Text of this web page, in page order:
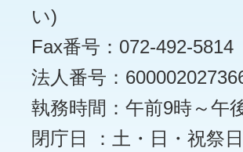
い)
Fax番号：072-492-5814
法人番号：
執務時間：午前9時～午
閉庁日 ：土・日・祝祭